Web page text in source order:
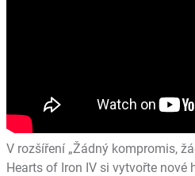
V rozšíření „Žádný kompromis,
Hearts of Iron IV si vytvořte nové